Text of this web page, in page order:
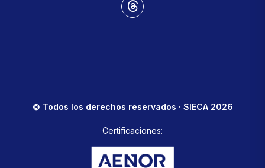
© Todos los derechos reservados · SIECA 2026
Certificaciones: